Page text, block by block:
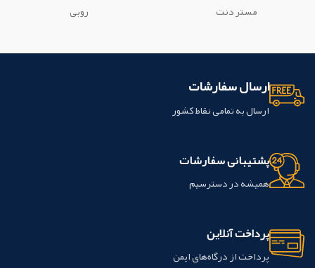
مستر دنت روبی
ارسال سفارشات
ارسال به تمامی نقاط کشور
پشتیبانی سفارشات
همیشه در دسترسیم
پرداخت آنلاین
پرداخت از درگاه‌های ایمن